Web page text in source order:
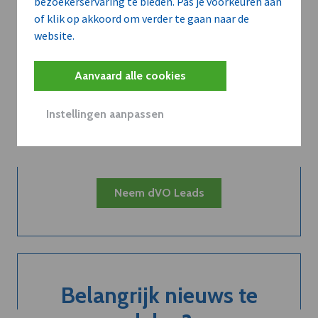
of klik op akkoord om verder te gaan naar de
website.
Aanvaard alle cookies
Instellingen aanpassen
Kort de voordelen
van een
Neem dVO Leads
Belangrijk nieuws te